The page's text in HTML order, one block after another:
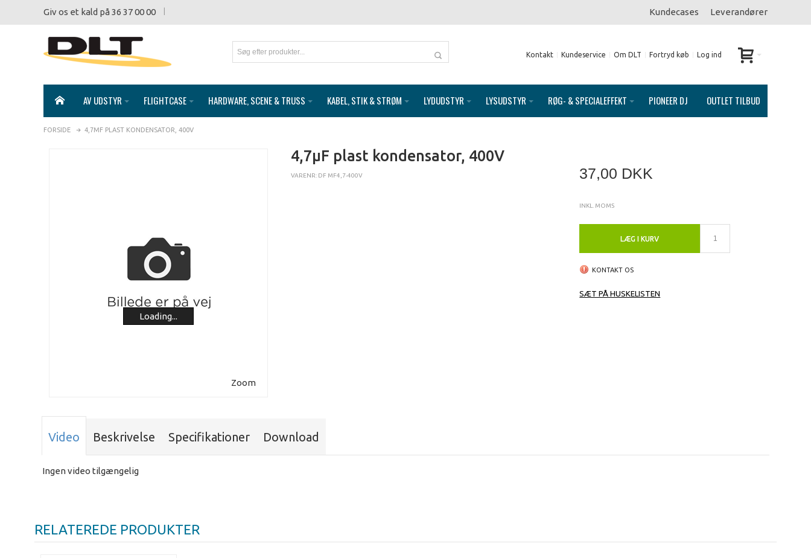
Giv os et kald på 36 37 00 00 Kundecases Leverandører
Kontakt Kundeservice Om DLT Fortryd køb Log ind
AV UDSTYR FLIGHTCASE HARDWARE, SCENE & TRUSS KABEL, STIK & STRØM LYDUDSTYR LYSUDSTYR RØG- & SPECIALEFFEKT PIONEER DJ OUTLET TILBUD
FORSIDE 4,7ΜF PLAST KONDENSATOR, 400V
Zoom
4,7µF plast kondensator, 400V
VARENR: DF MF4,7-400V 37,00 DKK
INKL. MOMS
LÆG I KURV
KONTAKT OS
SÆT PÅ HUSKELISTEN
Video Beskrivelse Specifikationer Download
Ingen video tilgængelig
RELATEREDE PRODUKTER